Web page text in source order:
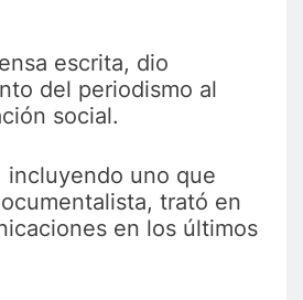
escrita, dio
del periodismo al
social.
incluyendo uno que
trató en
en los últimos